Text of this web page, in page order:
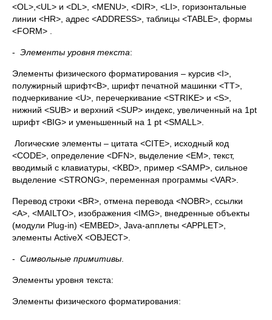
<OL>,<UL> и <DL>, <MENU>, <DIR>, <LI>, горизонтальные
линии <HR>, адрес <ADDRESS>, таблицы <TABLE>, формы
<FORM> .
- Элементы уровня текста:
Элементы физического форматирования – курсив <I>,
полужирный шрифт<B>, шрифт печатной машинки <TT>,
подчеркивание <U>, перечеркивание <STRIKE> и <S>,
нижний <SUB> и верхний <SUP> индекс, увеличенный на 1pt
шрифт <BIG> и уменьшенный на 1 pt <SMALL>.
Логические элементы – цитата <CITE>, исходный код
<CODE>, определение <DFN>, выделение <EM>, текст,
вводимый с клавиатуры, <KBD>, пример <SAMP>, сильное
выделение <STRONG>, переменная программы <VAR>.
Перевод строки <BR>, отмена перевода <NOBR>, ссылки
<A>, <MAILTO>, изображения <IMG>, внедренные объекты
(модули Plug-in) <EMBED>, Java-апплеты <APPLET>,
элементы ActiveX <OBJECT>.
- Символьные примитивы
Элементы уровня текста:
Элементы физического форматирования: